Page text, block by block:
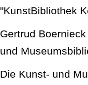
"KunstBibliothek
Gertrud
und
Die Kunst- und